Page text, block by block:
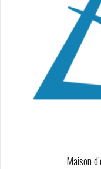
Maison